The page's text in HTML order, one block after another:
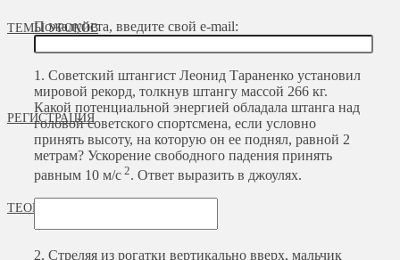
ТЕМЫ УРОКОВ
РЕГИСТРАЦИЯ
ТЕОРИЯ
Пожалуйста, введите свой e-mail:
1. Советский штангист Леонид Тараненко установил
мировой рекорд, толкнув штангу массой 266 кг.
Какой потенциальной энергией обладала штанга над
головой советского спортсмена, если условно
принять высоту, на которую он ее поднял, равной 2
метрам? Ускорение свободного падения принять
равным 10 м/с 2. Ответ выразить в джоулях.
2. Стреляя из рогатки вертикально вверх, мальчик